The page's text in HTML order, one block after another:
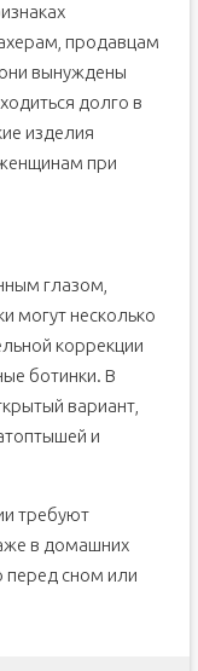
продавцам
вынуждены
долго в
изделия
при
глазом,
могут несколько
коррекции
ботинки. В
вариант,
и
требуют
в домашних
перед сном или